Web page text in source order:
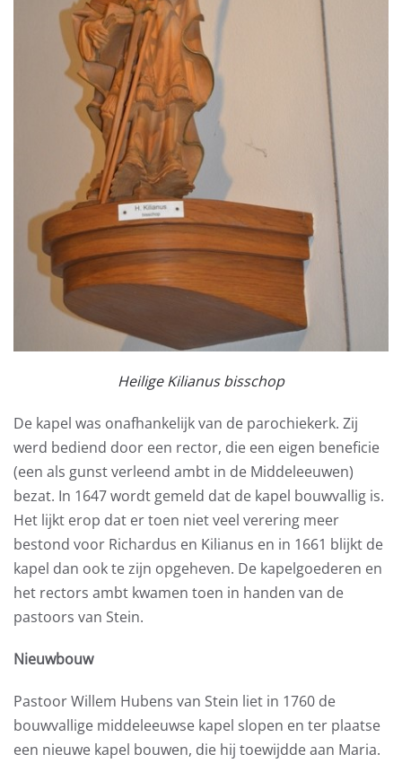
Heilige Kilianus bisschop
De kapel was onafhankelijk van de parochiekerk. Zij
werd bediend door een rector, die een eigen beneficie
(een als gunst verleend ambt in de Middeleeuwen)
bezat. In 1647 wordt gemeld dat de kapel bouwvallig is.
Het lijkt erop dat er toen niet veel verering meer
bestond voor Richardus en Kilianus en in 1661 blijkt de
kapel dan ook te zijn opgeheven. De kapelgoederen en
het rectors ambt kwamen toen in handen van de
pastoors van Stein.
Nieuwbouw
Pastoor Willem Hubens van Stein liet in 1760 de
bouwvallige middeleeuwse kapel slopen en ter plaatse
een nieuwe kapel bouwen, die hij toewijdde aan Maria.